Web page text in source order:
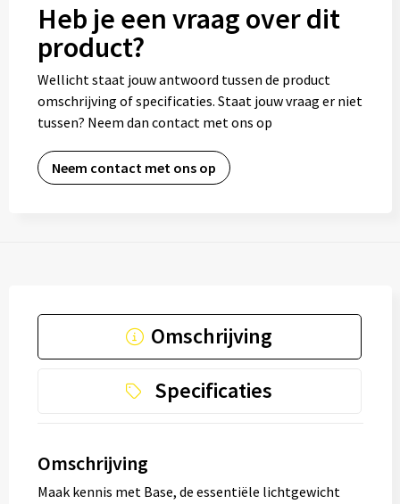
Heb je een vraag over dit
product?
Wellicht staat jouw antwoord tussen de product
omschrijving of specificaties. Staat jouw vraag er niet
tussen? Neem dan contact met ons op
Neem contact met ons op
Omschrijving
Specificaties
Omschrijving
Maak kennis met Base, de essentiële lichtgewicht